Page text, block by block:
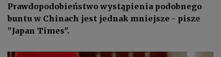
Prawdopodobieństwo wystąpienia podobnego
buntu w Chinach jest jednak mniejsze - pisze
"Japan Times".